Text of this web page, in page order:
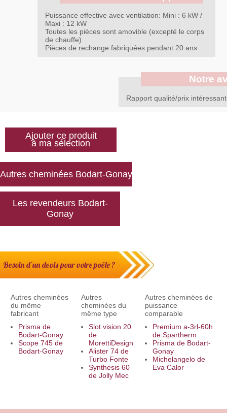
Puissance effective avec ventilation: Mini : 6 kW /
Maxi : 12 kW
Toutes les pièces sont amovible (excepté le corps
de chauffe)
Pièces de rechange fabriquées pendant 20 ans
Notre
Rapport qualité/prix intéressant
Ajouter ce produit
à ma sélection
Les revendeurs Bodart-
Gonay
Besoin d'un devis pour votre poêle ?
Autres cheminées
du même
fabricant
Autres
cheminées du
même type
Autres cheminées de
puissance
comparable
Prisma de
Bodart-Gonay
Scope 745 de
Bodart-Gonay
Slot vision 20
de
MorettiDesign
Alister 74 de
Turbo Fonte
Synthesis 60
de Jolly Mec
Premium a-3rl-60h
de Spartherm
Prisma de Bodart-
Gonay
Michelangelo de
Eva Calor